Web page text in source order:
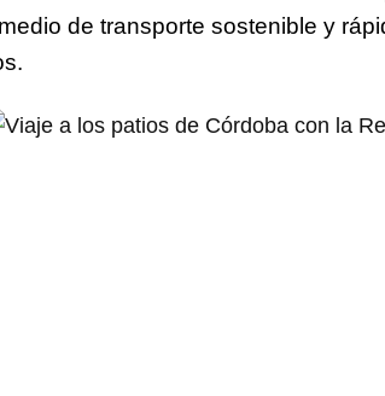
de transporte sostenible y